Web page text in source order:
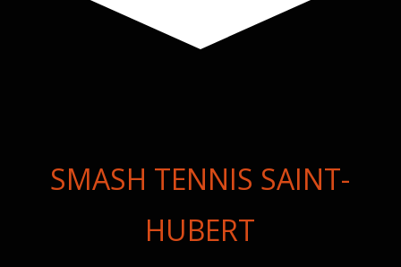
SMASH TENNIS SAINT-
HUBERT